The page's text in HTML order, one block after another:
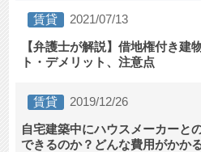
賃貸
2021/07/13
【弁護士が解説】借地権付き建
ト・デメリット、注意点
賃貸
2019/12/26
自宅建築中にハウスメーカーと
できるのか？どんな費用がかか